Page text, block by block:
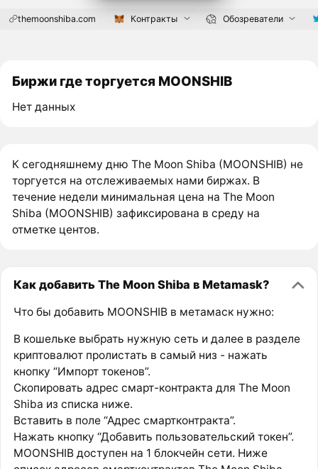
themoonshiba.com Контракты Обозреватели
Биржи где торгуется MOONSHIB
Нет данных
К сегодняшнему дню The Moon Shiba (MOONSHIB) не
торгуется на отслеживаемых нами биржах. В
течение недели минимальная цена на The Moon
Shiba (MOONSHIB) зафиксирована в среду на
отметке центов.
Как добавить The Moon Shiba в Metamask?
Что бы добавить MOONSHIB в метамаск нужно:
В кошельке выбрать нужную сеть и далее в разделе
криптовалют пролистать в самый низ - нажать
кнопку “Импорт токенов”.
Скопировать адрес смарт-контракта для The Moon
Shiba из списка ниже.
Вставить в поле “Адрес смартконтракта”.
Нажать кнопку “Добавить пользовательский токен”.
MOONSHIB доступен на 1 блокчейн сети. Ниже